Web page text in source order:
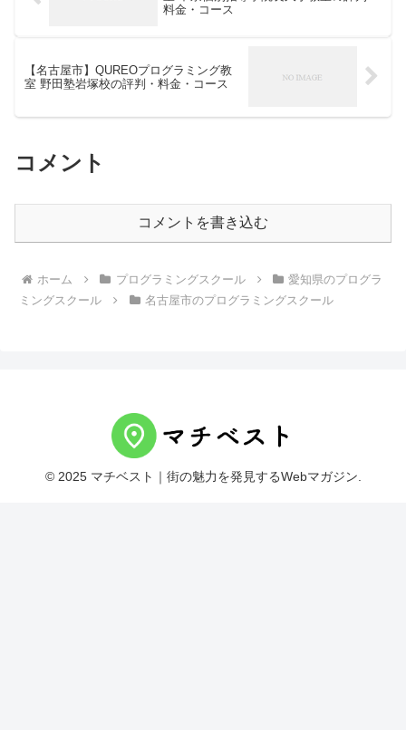
料金・コース
【名古屋市】QUREOプログラミング教
室 野田塾岩塚校の評判・料金・コース
コメント
コメントを書き込む
ホーム プログラミングスクール
愛知県のプログラ
ミングスクール
名古屋市のプログラミングスクール
© 2025 マチベスト｜街の魅力を発見するWebマガジン.